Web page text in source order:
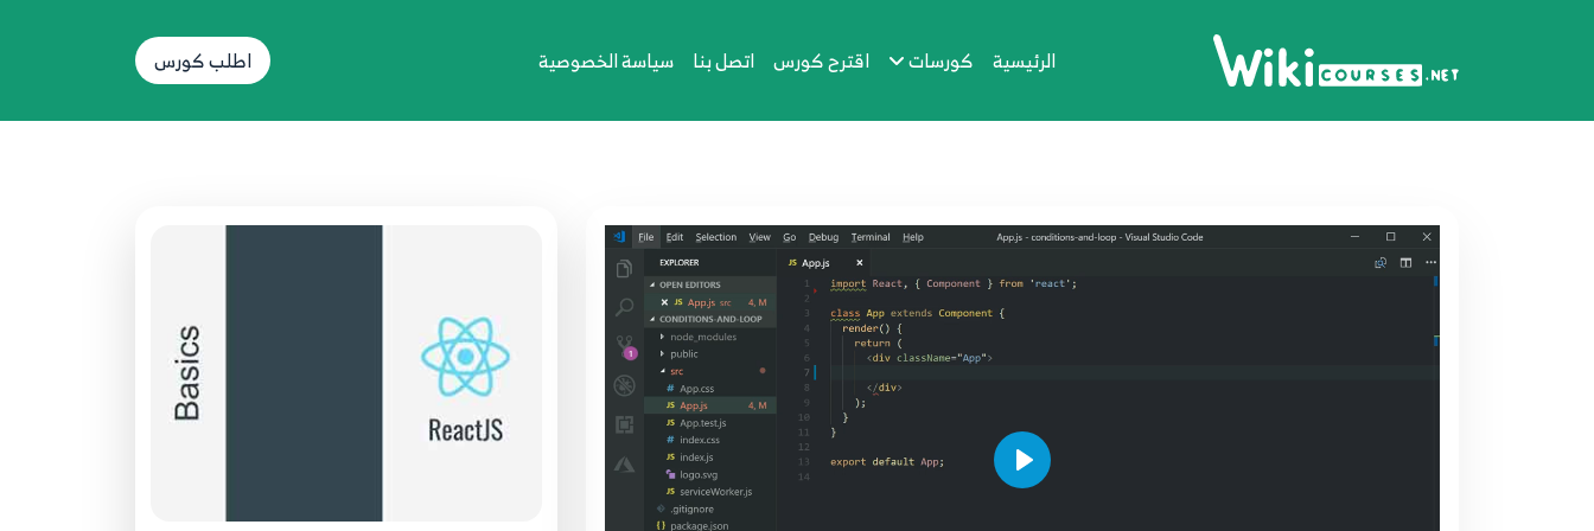
الرئيسية كورسات اقترح كورس اتصل بنا سياسة الخصوصية اطلب كورس
Play
09.009 - ReactsJs بالعربية - Basics -
3:55
12
conditions
13.013 - ReactJS بالعربية - Basics -